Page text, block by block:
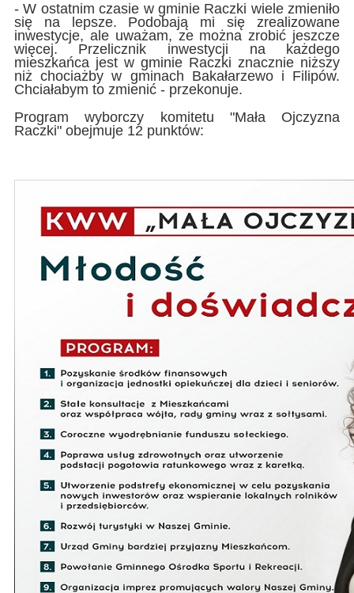
- W ostatnim czasie w gminie Raczki wiele zmieniło
się na lepsze. Podobają mi się zrealizowane
inwestycje, ale uważam, ze można zrobić jeszcze
więcej. Przelicznik inwestycji na każdego
mieszkańca jest w gminie Raczki znacznie niższy
niż chociażby w gminach Bakałarzewo i Filipów.
Chciałabym to zmienić - przekonuje.
Program wyborczy komitetu "Mała Ojczyzna
Raczki" obejmuje 12 punktów: